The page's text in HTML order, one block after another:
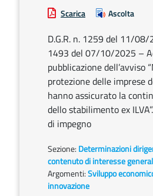
Scarica Ascolta
D.G.R. n. 1259 del 11/08/
1493 del 07/10/2025 –
pubblicazione dell’avviso
protezione delle imprese
hanno assicurato la
dello stabilimento ex
di impegno
Sezione: Determinazioni
contenuto di interesse
Argomenti:Sviluppo
innovazione